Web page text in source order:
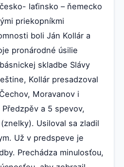
laťinsko – ňemecko
priekopníkmi
boli Ján Kollár a
pronárodné úsilie
skladbe Slávy
Kollár presadzoval
Moravanov i
Předzpěv a 5 spevov,
Usiloval sa zladil
Už v predspeve je
Prechádza minulosťou,